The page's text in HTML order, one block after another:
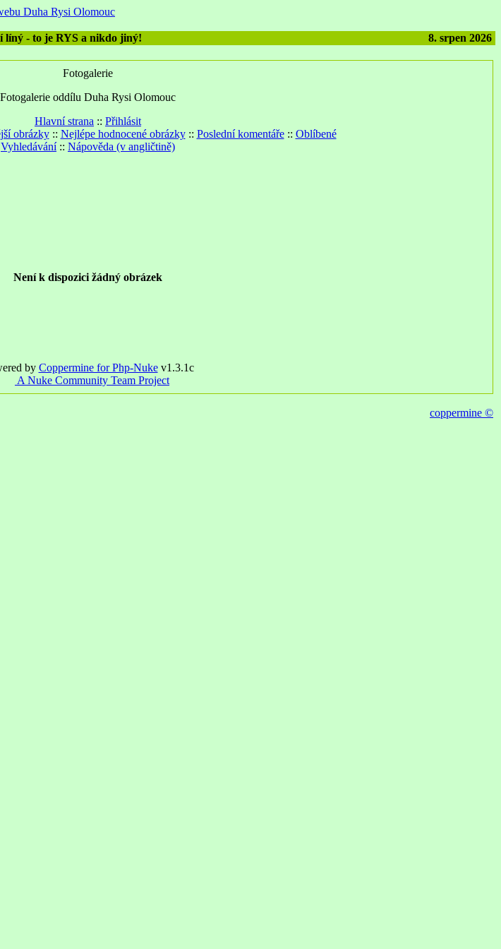
líný - to je RYS a nikdo jiný! 8. srpen 2026
Fotogalerie
Fotogalerie oddílu Duha Rysi Olomouc
Hlavní strana :: Přihlásit
obrázky:: Nejlépe hodnocené obrázky:: Poslední komentáře:: Oblíbené
Vyhledávání:: Nápověda (v angličtině)
Není k dispozici žádný obrázek
by Coppermine for Php-Nukev1.3.1c
A Nuke Community Team Project
coppermine ©